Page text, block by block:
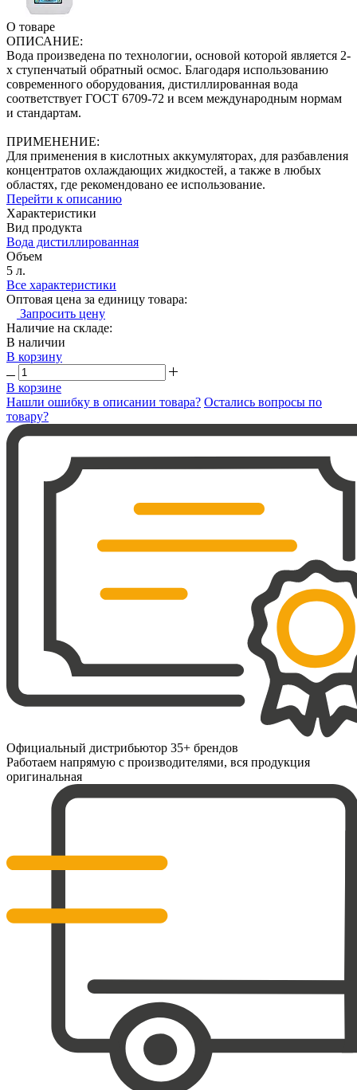
О товаре
ОПИСАНИЕ:
Вода произведена по технологии, основой которой является 2-
х ступенчатый обратный осмос. Благодаря использованию
современного оборудования, дистиллированная вода
соответствует ГОСТ 6709-72 и всем международным нормам
и стандартам.
ПРИМЕНЕНИЕ:
Для применения в кислотных аккумуляторах, для разбавления
концентратов охлаждающих жидкостей, а также в любых
областях, где рекомендовано ее использование.
Перейти к описанию
Характеристики
Вид продукта
Вода дистиллированная
Объем
5 л.
Все характеристики
Оптовая цена за единицу товара:
Запросить цену
Наличие на складе:
В наличии
В корзину
В корзине
Нашли ошибку в описании товара? Остались вопросы по
товару?
Официальный дистрибьютор 35+ брендов
Работаем напрямую с производителями, вся продукция
оригинальная